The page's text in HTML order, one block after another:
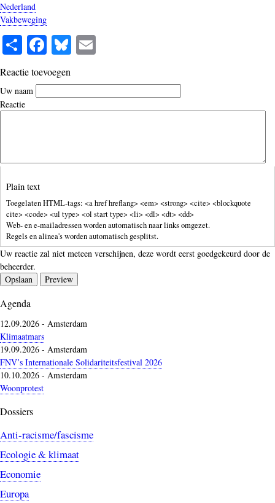
Nederland
Vakbeweging
S
ha
re
Fa
ce
bo
ok
Bl
ue
sk
y
ail
Reactie toevoegen
Uw naam
Reactie
Plain text
Toegelaten HTML-tags: <a href hreflang> <em> <strong> <cite> <blockquote
cite> <code> <ul type> <ol start type> <li> <dl> <dt> <dd>
Web- en e-mailadressen worden automatisch naar links omgezet.
Regels en alinea's worden automatisch gesplitst.
Uw reactie zal niet meteen verschijnen, deze wordt eerst goedgekeurd door de
beheerder.
Agenda
12.09.2026 - Amsterdam
Klimaatmars
19.09.2026 - Amsterdam
FNV’s Internationale Solidariteitsfestival 2026
10.10.2026 - Amsterdam
Woonprotest
Dossiers
Anti-racisme/fascisme
Ecologie & klimaat
Economie
Europa